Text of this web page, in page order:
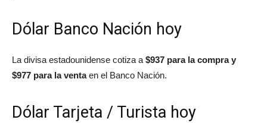
Dólar Banco Nación hoy
La divisa estadounidense cotiza a $937 para la compra y
$977 para la ventaen el Banco Nación.
Dólar Tarjeta / Turista hoy